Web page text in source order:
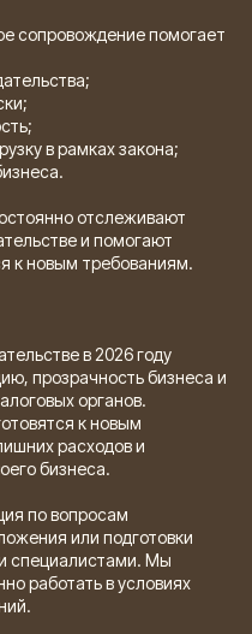
сопровождение помогает
в рамках закона;
отслеживают
и помогают
к новым требованиям.
в 2026 году
прозрачность бизнеса и
органов.
к новым
расходов и
бизнеса.
по вопросам
или подготовки
специалистами. Мы
работать в условиях